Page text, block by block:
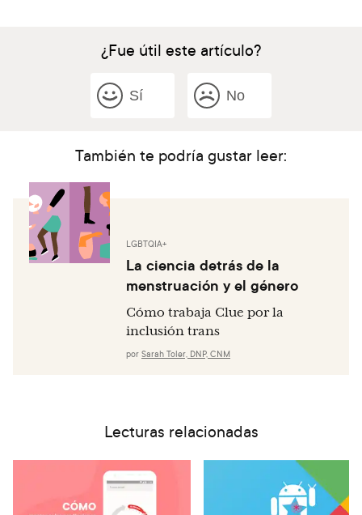
¿Fue útil este artículo?
Sí No
También te podría gustar leer:
LGBTQIA+
La ciencia detrás de la
menstruación y el género
Cómo trabaja Clue por la
inclusión trans
por Sarah Toler, DNP, CNM
Lecturas relacionadas